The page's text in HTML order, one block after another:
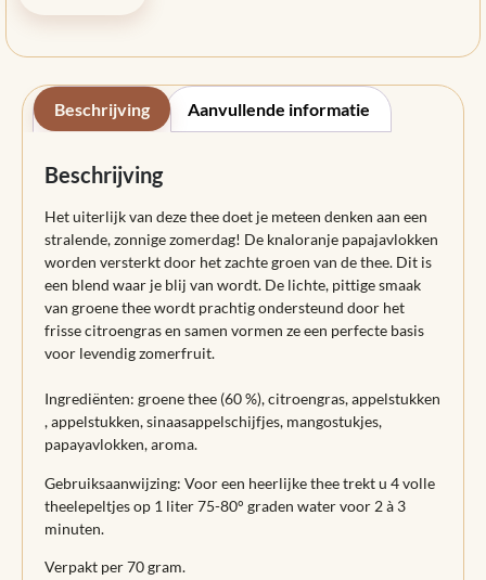
Beschrijving Aanvullende informatie
Beschrijving
Het uiterlijk van deze thee doet je meteen denken aan een
stralende, zonnige zomerdag! De knaloranje papajavlokken
worden versterkt door het zachte groen van de thee. Dit is
een blend waar je blij van wordt. De lichte, pittige smaak
van groene thee wordt prachtig ondersteund door het
frisse citroengras en samen vormen ze een perfecte basis
voor levendig zomerfruit.
Ingrediënten: groene thee (60 %), citroengras, appelstukken
, appelstukken, sinaasappelschijfjes, mangostukjes,
papayavlokken, aroma.
Gebruiksaanwijzing: Voor een heerlijke thee trekt u 4 volle
theelepeltjes op 1 liter 75-80° graden water voor 2 à 3
minuten.
Verpakt per 70 gram.